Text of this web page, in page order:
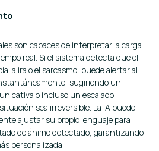
son capaces de interpretar la carga
real. Si el sistema detecta que el
la ira o el sarcasmo, puede alertar al
sugiriendo un
o incluso un escalado
sea irreversible. La IA puede
ajustar su propio lenguaje para
de ánimo detectado, garantizando
personalizada.